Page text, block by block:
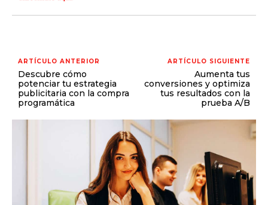
ARTÍCULO ANTERIOR
Descubre cómo
potenciar tu estrategia
publicitaria con la compra
programática
ARTÍCULO SIGUIENTE
Aumenta tus
conversiones y optimiza
tus resultados con la
prueba A/B